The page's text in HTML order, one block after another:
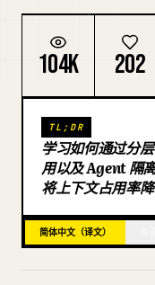
定价
下载
更新
104K 202
TL;DR
学习如何通过分
用以及 Agent 隔
将上下文占用率降
简体中文（译文）